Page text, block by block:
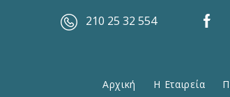
210 25 32 554
Αρχική Η Εταιρεία